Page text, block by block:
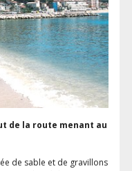
de la route menant au
de sable et de gravillons